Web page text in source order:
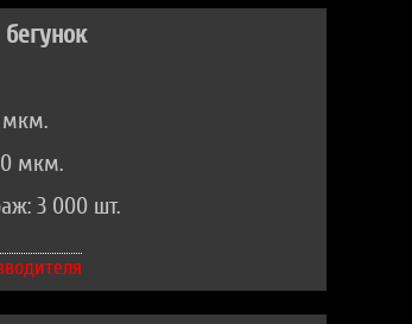
мкм.
мкм.
3 000 шт.